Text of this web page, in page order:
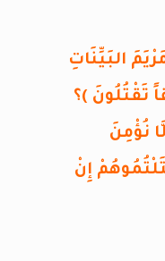
مَرْيَمَ البَيِّنَاتِ
تَقْتُلُونَ )؟
أَلَّا نُؤْمِنَ
إِنْ